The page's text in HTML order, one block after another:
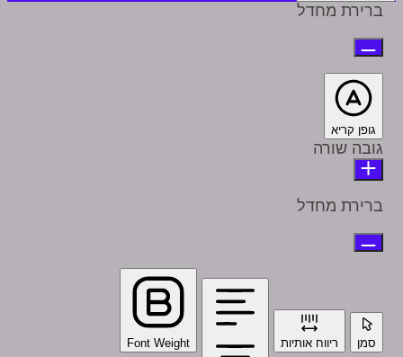
ברירת מחדל
גופן קריא
גובה שורה
ברירת מחדל
סמן ריווח אותיות Font Weight